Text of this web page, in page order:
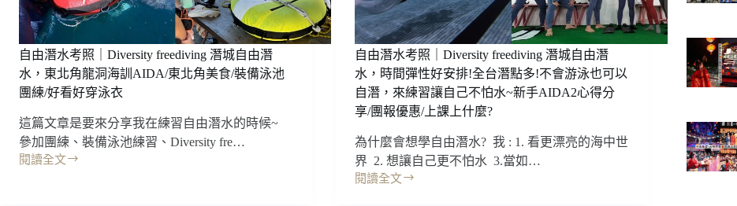
閉
眼!!
(無
暴
雷，
安
心
點
閱)
不
佔
空
間
(榮
獲
德
紅
點
設
是
靠
腰
靠
背
的
好
坐
新
品
瑜
珈
滾
筒
絕
暈
染
新
自由潛水考照｜Diversity freediving 潛城自由潛
水，東北角龍洞海訓AIDA/東北角美食/裝備泳池
團練/好看好穿泳衣
這篇文章是要來分享我在練習自由潛水的時候~
參加團練、裝備泳池練習、Diversity fre…
閱讀全文
自
自由潛水考照｜Diversity freediving 潛城自由潛
水，時間彈性好安排!全台潛點多!不會游泳也可以
自潛，來練習讓自己不怕水~新手AIDA2心得分
享/團報優惠/上課上什麼?
為什麼會想學自由潛水? 我 : 1. 看更漂亮的海中世
界 2. 想讓自己更不怕水 3.當如…
閱讀全文
自